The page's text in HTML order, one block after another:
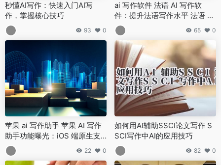
秒懂AI写作：快速入门AI写
作，掌握核心技巧
93 0
ai 写作软件 法语 AI 写作软
件：提升法语写作水平 法语 AI
写作软件的功能与使用方法
65 0
苹果 ai 写作助手 苹果 AI 写作
助手功能曝光：iOS 端原生支
持，写作体验再升级！
22 0
如何用AI辅助SSCI论文写作 S
SCI写作中AI的应用技巧
82 0